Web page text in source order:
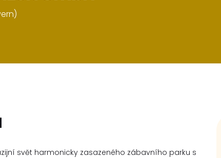
svět harmonicky zasazeného zábavního parku s